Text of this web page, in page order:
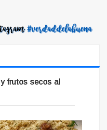
frutos secos al